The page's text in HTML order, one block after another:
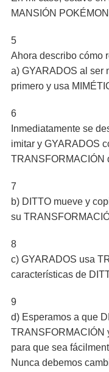
MANSIÓN
5
Ahora describo cómo
a) GYARADOS al ser
primero y usa
6
Inmediatamente se
imitar y GYARADOS
TRANSFORMACIÓN
7
b) DITTO mueve y
su
8
c) GYARADOS usa
características de
9
d) Esperamos a que
TRANSFORMACIÓN
para que sea
Nunca debemos